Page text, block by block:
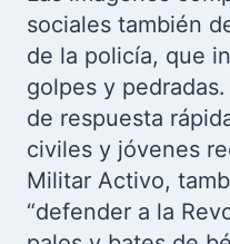
sociales también
de la policía, que
golpes y
de respuesta
civiles y jóvenes
Militar Activo,
“defender a la